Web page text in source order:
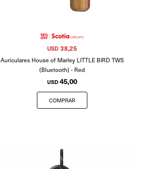
Auriculares House of Marley LITTLE BIRD TWS
(Bluetooth) - Red
USD45,00
USD 38,25